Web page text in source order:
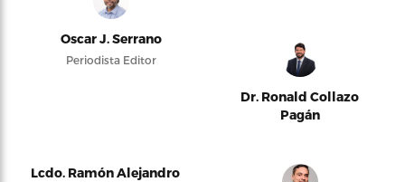
Oscar J. Serrano
Periodista Editor
Dr. Ronald Collazo
Pagán
Lcdo. Ramón Alejandro